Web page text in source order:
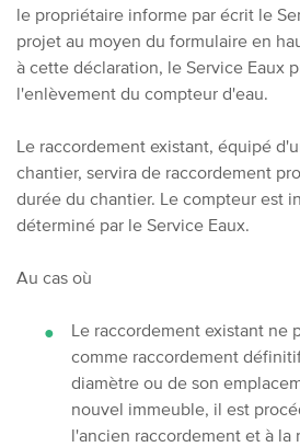
le propriétaire informe par écrit le
projet au moyen du formulaire en
à cette déclaration, le Service Eaux
l'enlèvement du compteur d'eau.
Le raccordement existant, équipé
chantier, servira de raccordement
durée du chantier. Le compteur est
déterminé par le Service Eaux.
Au cas où
Le raccordement existant ne
comme raccordement
diamètre ou de son
nouvel immeuble, il est
l'ancien raccordement et à la